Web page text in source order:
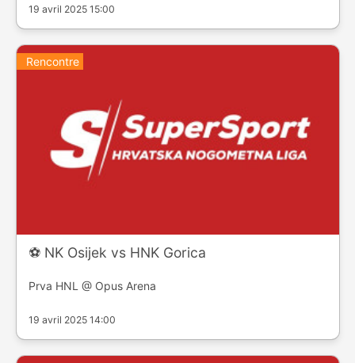
19 avril 2025 15:00
Rencontre
⚽️ NK Osijek vs HNK Gorica
Prva HNL @ Opus Arena
19 avril 2025 14:00